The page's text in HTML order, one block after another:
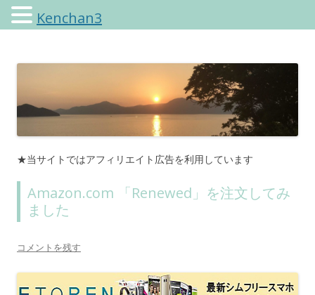
けんちゃんさんのブログ
★当サイトではアフィリエイト広告を利用しています
Amazon.com 「Renewed」を注文してみ
ました
コメントを残す
Kenchan3